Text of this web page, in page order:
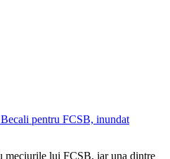
meciurile lui FCSB, iar una dintre